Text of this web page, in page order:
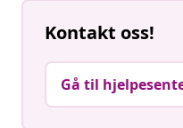
Kontakt oss!
Gå til